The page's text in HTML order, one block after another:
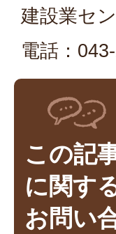
建設業セ
電話：
この記
に関す
お問い